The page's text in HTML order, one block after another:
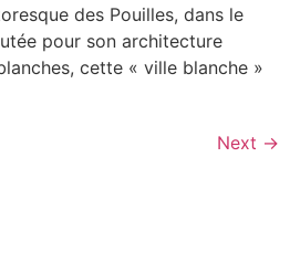
des Pouilles, dans le
pour son architecture
cette « ville blanche »
Next →